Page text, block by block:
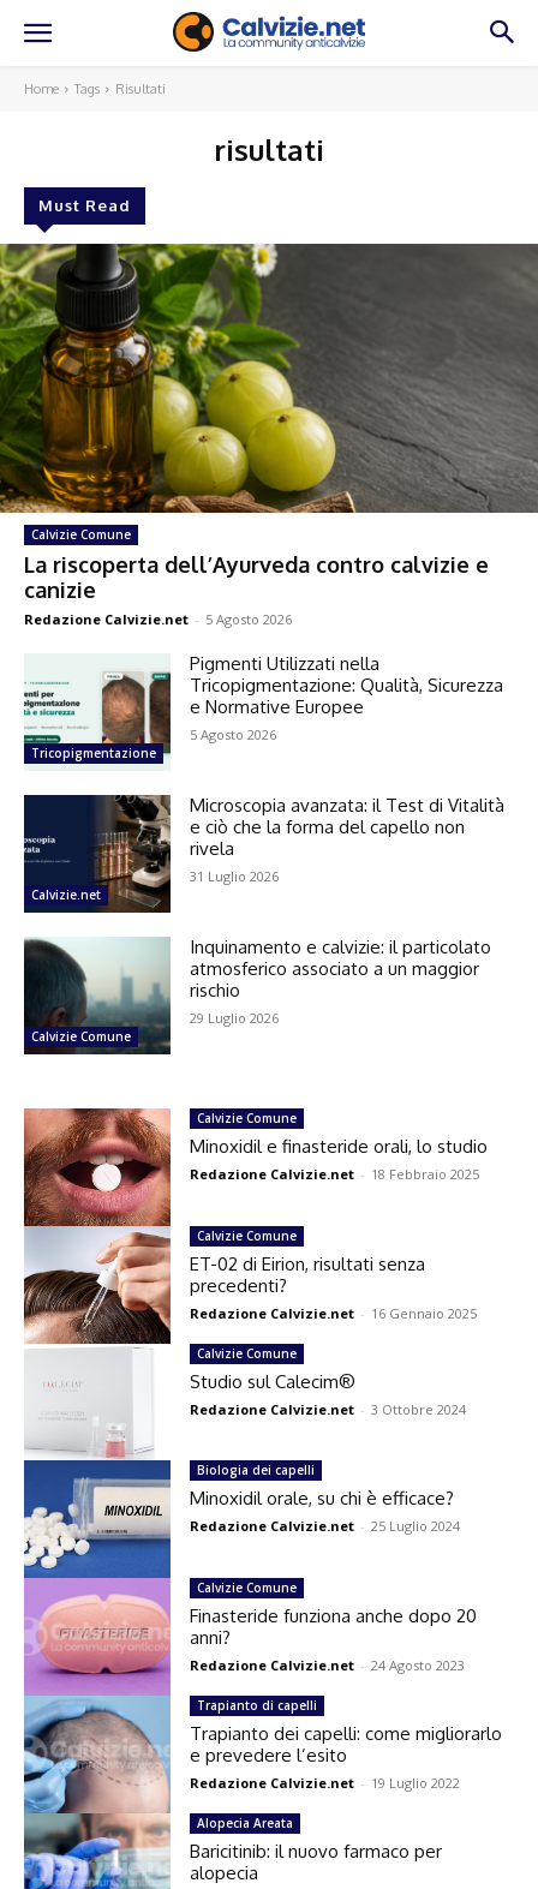
Home Tags Risultati
risultati
Must Read
Calvizie Comune
La riscoperta dell’Ayurveda contro calvizie e
canizie
Redazione Calvizie.net - 5 Agosto 2026
Tricopigmentazione
Pigmenti Utilizzati nella
Tricopigmentazione: Qualità, Sicurezza
e Normative Europee
5 Agosto 2026
Calvizie.net
Microscopia avanzata: il Test di Vitalità
e ciò che la forma del capello non
rivela
31 Luglio 2026
Calvizie Comune
Inquinamento e calvizie: il particolato
atmosferico associato a un maggior
rischio
29 Luglio 2026
Calvizie Comune
Minoxidil e finasteride orali, lo studio
Redazione Calvizie.net - 18 Febbraio 2025
Calvizie Comune
ET-02 di Eirion, risultati senza
precedenti?
Redazione Calvizie.net - 16 Gennaio 2025
Calvizie Comune
Studio sul Calecim®
Redazione Calvizie.net - 3 Ottobre 2024
Biologia dei capelli
Minoxidil orale, su chi è efficace?
Redazione Calvizie.net - 25 Luglio 2024
Calvizie Comune
Finasteride funziona anche dopo 20
anni?
Redazione Calvizie.net - 24 Agosto 2023
Trapianto di capelli
Trapianto dei capelli: come migliorarlo
e prevedere l’esito
Redazione Calvizie.net - 19 Luglio 2022
Alopecia Areata
Baricitinib: il nuovo farmaco per
alopecia